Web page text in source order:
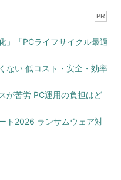
PR
」「PCライフサイクル最適
ない 低コスト・安全・効率
が苦労 PC運用の負担はど
ト2026 ランサムウェア対